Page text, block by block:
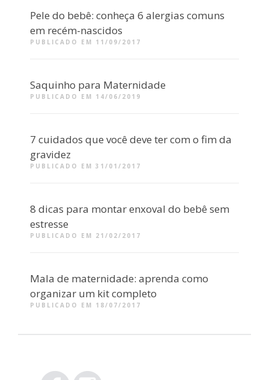
Pele do bebê: conheça 6 alergias comuns
em recém-nascidos
PUBLICADO EM 11/09/2017
Saquinho para Maternidade
PUBLICADO EM 14/06/2019
7 cuidados que você deve ter com o fim da
gravidez
PUBLICADO EM 31/01/2017
8 dicas para montar enxoval do bebê sem
estresse
PUBLICADO EM 21/02/2017
Mala de maternidade: aprenda como
organizar um kit completo
PUBLICADO EM 18/07/2017